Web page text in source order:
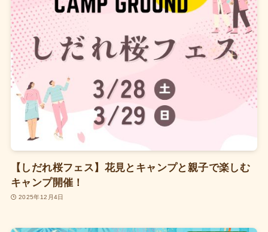
【しだれ桜フェス】花見とキャンプと親子で楽しむ
キャンプ開催！
2025年12月4日